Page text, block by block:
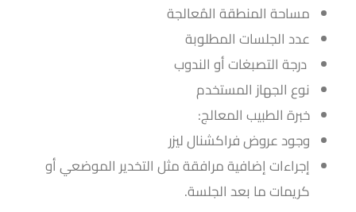
مساحة المنطقة المُعالجة
عدد الجلسات المطلوبة
درجة التصبغات أو الندوب
نوع الجهاز المستخدم
خبرة الطبيب المعالج:
وجود عروض فراكشنال ليزر
إجراءات إضافية مرافقة مثل التخدير الموضعي أو
كريمات ما بعد الجلسة.